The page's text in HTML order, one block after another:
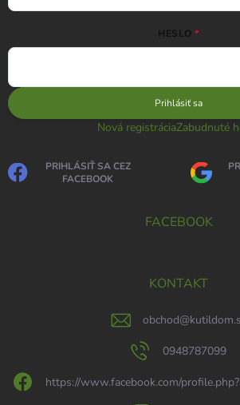
HESLO
Prihlásiť sa
Nová registráciaZabudnuté
PRIHLÁSIŤ SA CEZ
FACEBOOK
FACEBOOK
KONTAKT
obchod@
0948787099
https://www.facebook.com/